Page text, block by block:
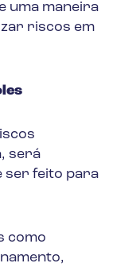
uma maneira
riscos em
será
ser feito para
como